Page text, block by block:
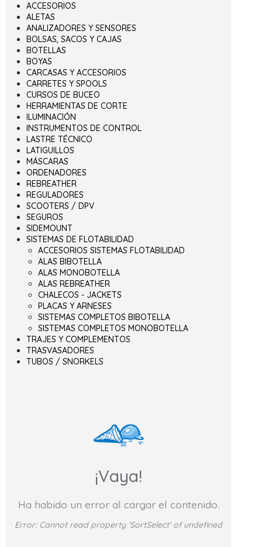
ACCESORIOS
ALETAS
ANALIZADORES Y SENSORES
BOLSAS, SACOS Y CAJAS
BOTELLAS
BOYAS
CARCASAS Y ACCESORIOS
CARRETES Y SPOOLS
CURSOS DE BUCEO
HERRAMIENTAS DE CORTE
ILUMINACIÓN
INSTRUMENTOS DE CONTROL
LASTRE TÉCNICO
LATIGUILLOS
MÁSCARAS
ORDENADORES
REBREATHER
REGULADORES
SCOOTERS / DPV
SEGUROS
SIDEMOUNT
SISTEMAS DE FLOTABILIDAD
ACCESORIOS SISTEMAS FLOTABILIDAD
ALAS BIBOTELLA
ALAS MONOBOTELLA
ALAS REBREATHER
CHALECOS - JACKETS
PLACAS Y ARNESES
SISTEMAS COMPLETOS BIBOTELLA
SISTEMAS COMPLETOS MONOBOTELLA
TRAJES Y COMPLEMENTOS
TRASVASADORES
TUBOS / SNORKELS
¡Vaya!
Ha habido un error al cargar el contenido.
Error: Cannot read property 'SortSelect' of undefined